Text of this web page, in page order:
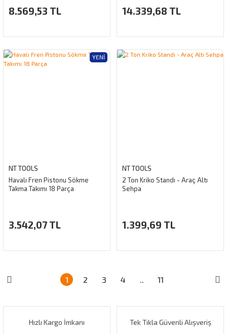
8.569,53 TL 14.339,68 TL
YENI
NT TOOLS
Havalı Fren Pistonu Sökme
Takma Takımı 18 Parça
3.542,07 TL
NT TOOLS
2 Ton Kriko Standı - Araç Altı
Sehpa
1.399,69 TL
1 2 3 4 11
Hızlı Kargo İmkanı Tek Tıkla Güvenli Alışveriş